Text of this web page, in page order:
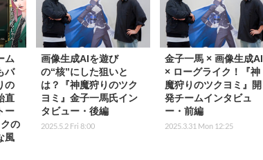
ム
バ
の
直
ー
の
風
画像生成AIを遊び
の“核”にした狙いと
は？『神魔狩りのツク
ヨミ』金子一馬氏イン
タビュー・後編
2025.5.2 Fri 8:00
金子一馬 × 画像生成AI
× ローグライク！『神
魔狩りのツクヨミ』開
発チームインタビュ
ー・前編
2025.3.31 Mon 12:25